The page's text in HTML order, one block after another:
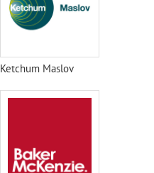
Ketchum Maslov